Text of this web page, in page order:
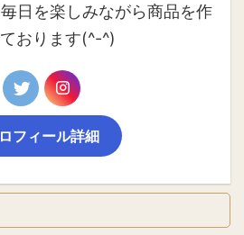
日を楽しみながら商品を作
おります(^-^)
フィール詳細